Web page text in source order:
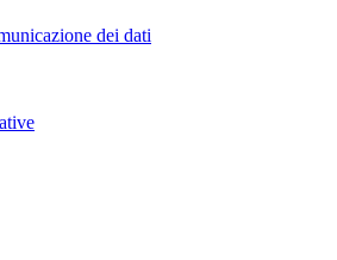
dei dati